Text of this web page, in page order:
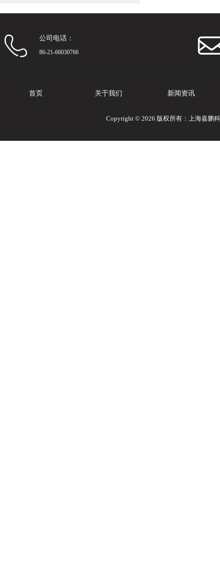
公司电话：
86-21-66030766
首页 关于我们 新闻资讯
Copyright © 2026 版权所有：上海嘉鹏